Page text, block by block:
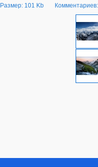
Размер: 101 Kb Комментариев: